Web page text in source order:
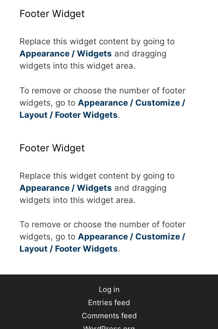
Footer Widget
Replace this widget content by going to
Appearance / Widgets and dragging
widgets into this widget area.
To remove or choose the number of footer
widgets, go to Appearance / Customize /
Layout / Footer Widgets.
Footer Widget
Replace this widget content by going to
Appearance / Widgets and dragging
widgets into this widget area.
To remove or choose the number of footer
widgets, go to Appearance / Customize /
Layout / Footer Widgets.
Log in
Entries feed
Comments feed